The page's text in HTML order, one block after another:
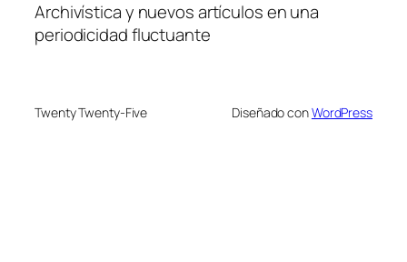
Archivística y nuevos artículos en una
periodicidad fluctuante
Twenty Twenty-Five Diseñado conWordPress